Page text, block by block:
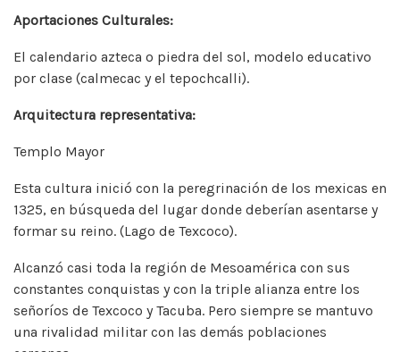
Aportaciones Culturales:
El calendario azteca o piedra del sol, modelo educativo
por clase (calmecac y el tepochcalli).
Arquitectura representativa:
Templo Mayor
Esta cultura inició con la peregrinación de los mexicas en
1325, en búsqueda del lugar donde deberían asentarse y
formar su reino. (Lago de Texcoco).
Alcanzó casi toda la región de Mesoamérica con sus
constantes conquistas y con la triple alianza entre los
señoríos de Texcoco y Tacuba. Pero siempre se mantuvo
una rivalidad militar con las demás poblaciones